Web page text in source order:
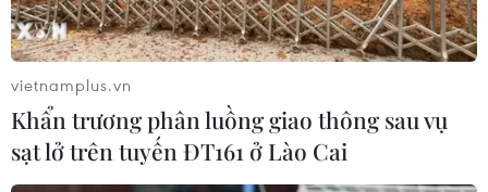
Thủ tướng Lê Minh Hưng tri ân các anh
hùng liệt sỹ tại tỉnh Quảng Trị
23/05/2026 09:09
Thủ tướng dành một phút mặc niệm, tưởng nhớ công
vietnamplus.vn
Khẩn trương phân luồng giao thông sau vụ
sạt lở trên tuyến ĐT161 ở Lào Cai